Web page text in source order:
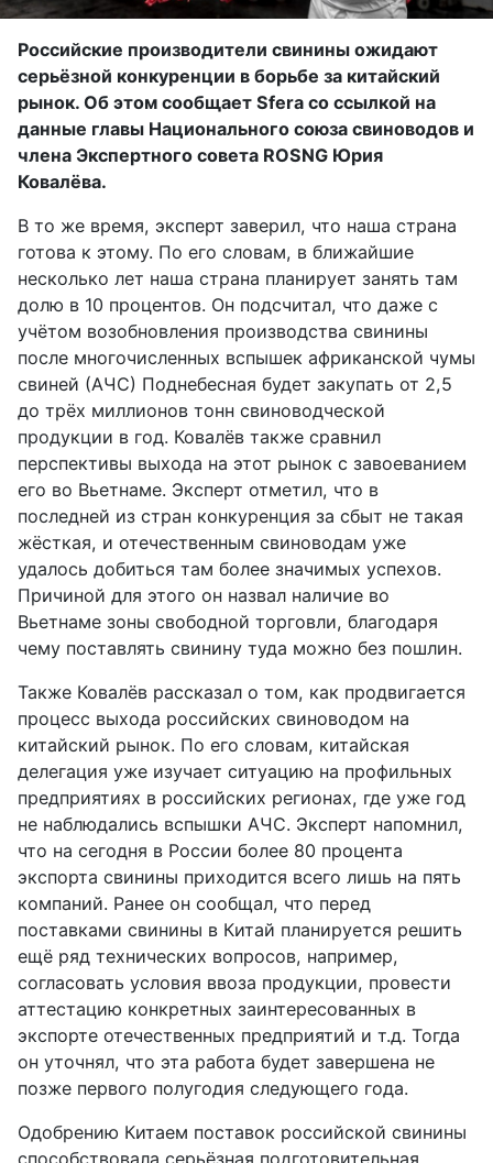
Российские производители свинины ожидают
серьёзной конкуренции в борьбе за китайский
рынок. Об этом сообщает Sfera со ссылкой на
данные главы Национального союза свиноводов и
члена Экспертного совета ROSNG Юрия
Ковалёва.
В то же время, эксперт заверил, что наша страна
готова к этому. По его словам, в ближайшие
несколько лет наша страна планирует занять там
долю в 10 процентов. Он подсчитал, что даже с
учётом возобновления производства свинины
после многочисленных вспышек африканской чумы
свиней (АЧС) Поднебесная будет закупать от 2,5
до трёх миллионов тонн свиноводческой
продукции в год. Ковалёв также сравнил
перспективы выхода на этот рынок с завоеванием
его во Вьетнаме. Эксперт отметил, что в
последней из стран конкуренция за сбыт не такая
жёсткая, и отечественным свиноводам уже
удалось добиться там более значимых успехов.
Причиной для этого он назвал наличие во
Вьетнаме зоны свободной торговли, благодаря
чему поставлять свинину туда можно без пошлин.
Также Ковалёв рассказал о том, как продвигается
процесс выхода российских свиноводом на
китайский рынок. По его словам, китайская
делегация уже изучает ситуацию на профильных
предприятиях в российских регионах, где уже год
не наблюдались вспышки АЧС. Эксперт напомнил,
что на сегодня в России более 80 процента
экспорта свинины приходится всего лишь на пять
компаний. Ранее он сообщал, что перед
поставками свинины в Китай планируется решить
ещё ряд технических вопросов, например,
согласовать условия ввоза продукции, провести
аттестацию конкретных заинтересованных в
экспорте отечественных предприятий и т.д. Тогда
он уточнял, что эта работа будет завершена не
позже первого полугодия следующего года.
Одобрению Китаем поставок российской свинины
способствовала серьёзная подготовительная